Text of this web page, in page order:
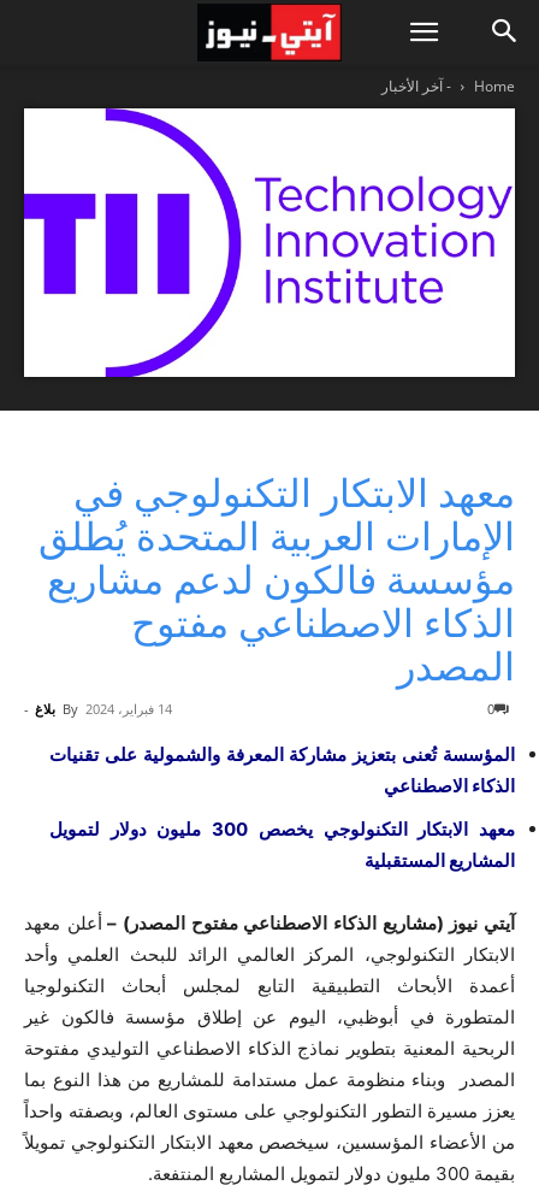
Home - آخر الأخبار
معهد الابتكار التكنولوجي في
الإمارات العربية المتحدة يُطلق
مؤسسة فالكون لدعم مشاريع
الذكاء الاصطناعي مفتوح
المصدر
By بلاغ - 14 فبراير، 2024 0
المؤسسة تُعنى بتعزيز مشاركة المعرفة والشمولية على تقنيات
الذكاء الاصطناعي
معهد الابتكار التكنولوجي يخصص 300 مليون دولار لتمويل
المشاريع المستقبلية
آيتي نيوز (مشاريع الذكاء الاصطناعي مفتوح المصدر) –أعلن معهد
الابتكار التكنولوجي، المركز العالمي الرائد للبحث العلمي وأحد
أعمدة الأبحاث التطبيقية التابع لمجلس أبحاث التكنولوجيا
المتطورة في أبوظبي، اليوم عن إطلاق مؤسسة فالكون غير
الربحية المعنية بتطوير نماذج الذكاء الاصطناعي التوليدي مفتوحة
المصدر وبناء منظومة عمل مستدامة للمشاريع من هذا النوع بما
يعزز مسيرة التطور التكنولوجي على مستوى العالم، وبصفته واحداً
من الأعضاء المؤسسين، سيخصص معهد الابتكار التكنولوجي تمويلاً
بقيمة 300 مليون دولار لتمويل المشاريع المنتفعة.